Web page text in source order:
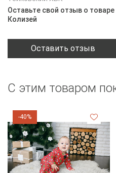
Оставьте свой отзыв о
Колизей
Оставить отзыв
С этим товаром
-40%